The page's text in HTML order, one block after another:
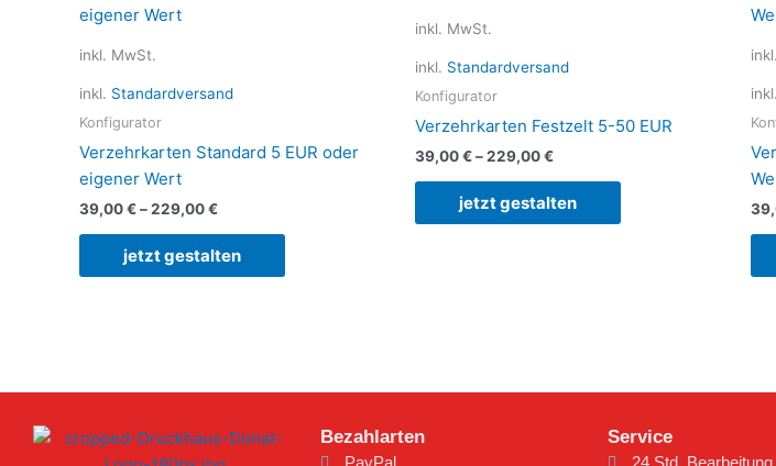
inkl. MwSt.
inkl. Standardversand
Konfigurator
Verzehrkarten Standard 5 EUR oder
eigener Wert
39,00€–229,00€
jetzt gestalten
Die
Produktseite
inkl. MwSt.
inkl. Standardversand
Konfigurator
Verzehrkarten Festzelt 5-50 EUR
39,00€–229,00€
jetzt gestalten
auf.
auf
inkl.
Bezahlarten Service